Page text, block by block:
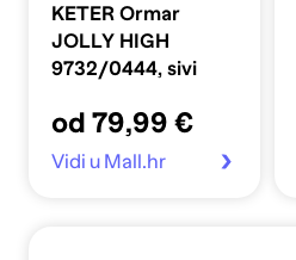
KETER Ormar
JOLLY HIGH
9732/0444, sivi
od 79,99 €
Vidi u Mall.hr